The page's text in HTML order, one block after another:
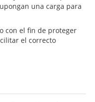
una carga para
con el fin de proteger
el correcto